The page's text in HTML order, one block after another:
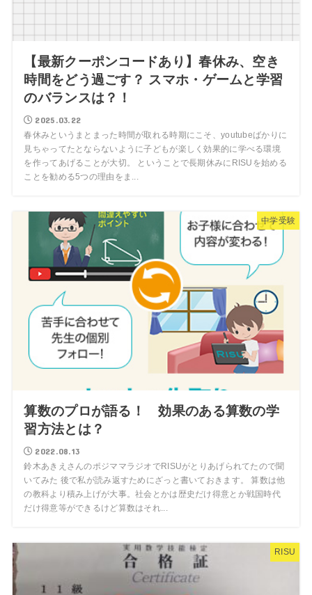
【最新クーポンコードあり】春休み、空き
時間をどう過ごす？ スマホ・ゲームと学習
のバランスは？！
2025.03.22
春休みというまとまった時間が取れる時期にこそ、youtubeばかりに
見ちゃってたとならないように子どもが楽しく効果的に学べる環境
を作ってあげることが大切。 ということで長期休みにRISUを始める
ことを勧める5つの理由をま...
中学受験
算数のプロが語る！ 効果のある算数の学
習方法とは？
2022.08.13
鈴木あきえさんのポジママラジオでRISUがとりあげられてたので聞
いてみた 後で私が読み返すためにざっと書いておきます。 算数は他
の教科より積み上げが大事。社会とかは歴史だけ得意とか戦国時代
だけ得意等ができるけど算数はそれ...
RISU